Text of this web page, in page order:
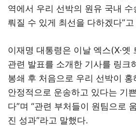
역에서 우리 선박의 원유 국내 수
뤄질 수 있게 최선을 다하겠다”
이재명 대통령은 이날 엑스(X·옛
관련 발표를 소개한 기사를 링크
봉쇄 후 처음으로 우리 선박이
안정적으로 운송하고 있다는 기
다”며 “관련 부처들이 원팀으로
진 성과”라고 말했다.